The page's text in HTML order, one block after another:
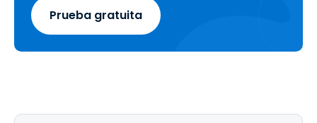
Prueba gratuita